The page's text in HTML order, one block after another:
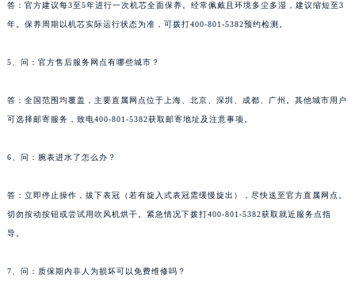
答：官方建议每3至5年进行一次机芯全面保养。经常佩戴且环境多尘多湿，建议缩短至3
年。保养周期以机芯实际运行状态为准，可拨打400-801-5382预约检测。
5、问：官方售后服务网点有哪些城市？
答：全国范围均覆盖，主要直属网点位于上海、北京、深圳、成都、广州。其他城市用户
可选择邮寄服务，致电400-801-5382获取邮寄地址及注意事项。
6、问：腕表进水了怎么办？
答：立即停止操作，拔下表冠（若有旋入式表冠需缓慢旋出），尽快送至官方直属网点。
切勿按动按钮或尝试用吹风机烘干。紧急情况下拨打400-801-5382获取就近服务点指
导。
7、问：质保期内非人为损坏可以免费维修吗？